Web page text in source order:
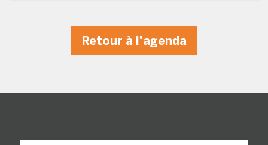
Retour à l'agenda